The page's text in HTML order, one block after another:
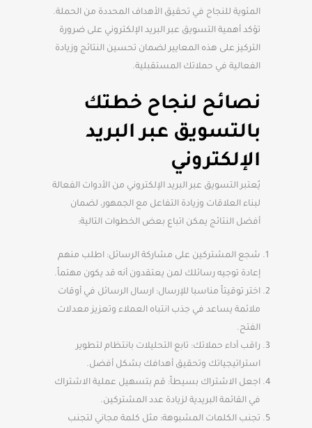
المئوية للنجاح في تحقيق الأهداف المحددة من الحملة.
تؤكد أهمية التسويق عبر البريد الإلكتروني على ضرورة
التركيز على هذه المعايير لضمان تحسين النتائج وزيادة
الفعالية في حملاتك المستقبلية.
نصائح لنجاح خطتك
بالتسويق عبر البريد
الإلكتروني
يُعتبر التسويق عبر البريد الإلكتروني من الأدوات الفعالة
لبناء العلاقات وزيادة التفاعل مع الجمهور، لضمان
أفضل النتائج يمكن اتباع بعض الخطوات التالية:
شجع المشتركين على مشاركة الرسائل: اطلب منهم
إعادة توجيه رسائلك لمن يعتقدون أنه قد يكون مهتماً.
اختر توقيتاً مناسبا للإرسال: ارسال الرسائل في أوقات
ملائمة يساعد في جذب انتباه العملاء وتعزيز معدلات
الفتح.
راقب أداء حملاتك: تابع التحليلات بانتظام لتطوير
استراتيجياتك وتحقيق أهدافك بشكل أفضل.
اجعل الاشتراك بسيطاً: قم بتسهيل عملية الاشتراك
في القائمة البريدية لزيادة عدد المشتركين.
تجنب الكلمات المشبوهة: مثل كلمة مجاني لتجنب